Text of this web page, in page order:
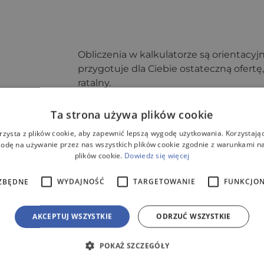
Obliczenia w kalkulatorze są
przygotuje dla Ciebie ostateczną
ratalny.
250L z pompą Pedrollo
komunalnych, wód drenażowych i
pochodzące z przydomowych
użyciu pomp zatapialnych prowadzone są
Ta strona używa plików cookie
z plików cookie, aby zapewnić lepszą wygodę użytkowania.
na używanie przez nas wszystkich plików cookie zgodnie z warunkami
plików cookie. Dowiedz się więcej
WYDAJNOŚĆ TARGETOWANIE
AKCEPTUJ WSZYSTKIE ODRZUĆ WSZYSTKIE
POKAŻ SZCZEGÓŁY